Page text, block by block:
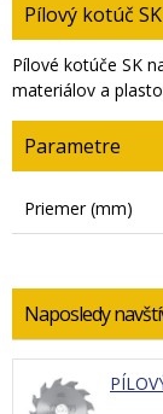
Pílový kotúč
Pílové kotúče SK
materiálov a
Parametre
Priemer (mm)
Naposledy